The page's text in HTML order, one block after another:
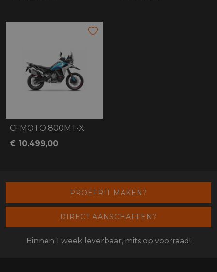
CFMOTO 800MT-X
€ 10.499,00
PROEFRIT MAKEN?
DIRECT AANSCHAFFEN?
Binnen 1 week leverbaar, mits op voorraad!